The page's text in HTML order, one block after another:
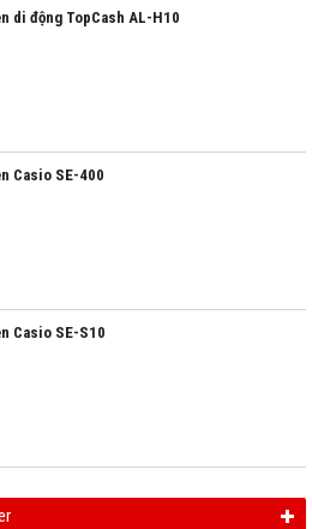
di động TopCash AL-H10
Casio SE-400
Casio SE-S10